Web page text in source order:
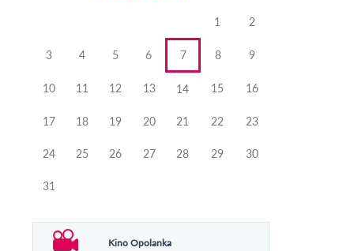
1 2
3 4 5 6 7 8 9
10 11 12 13 14 15 16
17 18 19 20 21 22 23
24 25 26 27 28 29 30
31
Kino Opolanka